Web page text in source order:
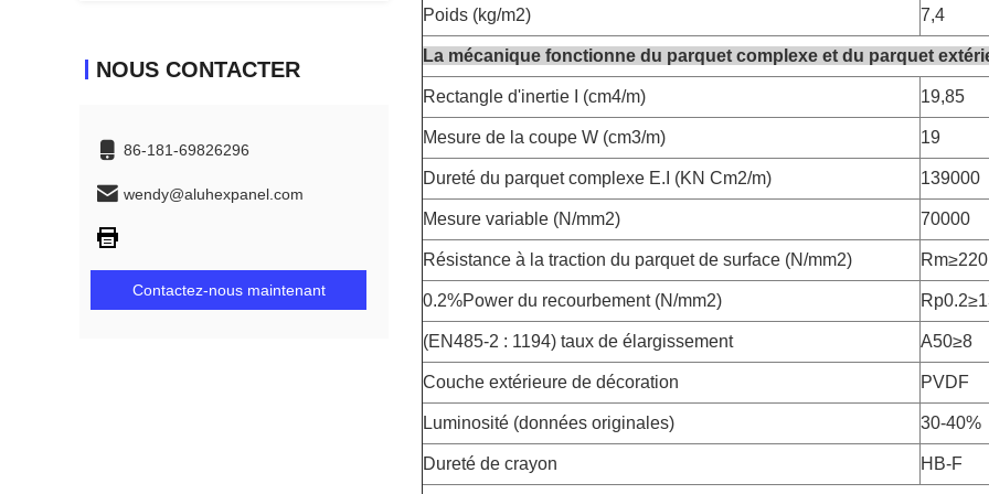
NOUS CONTACTER
86-181-69826296
wendy@aluhexpanel.com
Contactez-nous maintenant
Poids (kg/m2) 7,4
La mécanique fonctionne du parquet complexe et du parquet
Rectangle d'inertie I (cm4/m) 19,85
Mesure de la coupe W (cm3/m) 19
Dureté du parquet complexe E.I (KN Cm2/m) 139000
Mesure variable (N/mm2) 70000
Résistance à la traction du parquet de surface (N/mm2) Rm≥220
0.2%Power du recourbement (N/mm2)
(EN485-2 : 1194) taux de élargissement A50≥8
Couche extérieure de décoration PVDF
Luminosité (données originales) 30-40%
Dureté de crayon HB-F